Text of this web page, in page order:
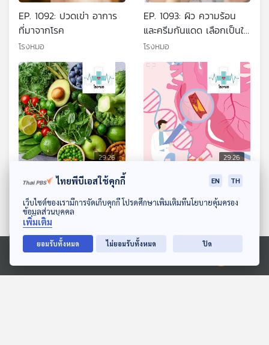
ดาวน์โหลด Thai PBS Podcast Application
Ⓒ 2020 องค์การกระจายเสียงและแพร่ภาพสาธารณะแห่งประเทศไทย
EP. 1092: ปวดเข่า อาการ
ที่มาจากโรค
โรงหมอ
EP. 1093: ผิว ความร้อน
และครีมกันแดด เลือกเป็นใช้
ถูกดูแลผิวในหน้าร้อน
โรงหมอ
29:26
EP. 1094: เสริมภูมิป้องกัน
โรค ปรับสมดุลให้ร่างกาย
จากอาหารอัลคาไลน์
โรงหมอ
29:26
EP. 1095: สัญญาณร้าย
จากโรคหลอดเลือดหัวใจตีบ
ตอนที่เกี่ยวข้อง
ไทยพีบีเอสใช้คุกกี้ EN TH
เว็บไซต์ของเรามีการจัดเก็บคุกกี้ โปรดศึกษาเพิ่มเติมที่นโยบายคุ้มครอง
ข้อมูลส่วนบุคคล
เพิ่มเติม
ยอมรับทั้งหมด ไม่ยอมรับทั้งหมด ปิด